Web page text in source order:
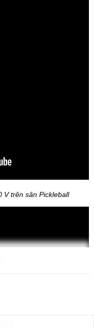
V trên sân Pickleball